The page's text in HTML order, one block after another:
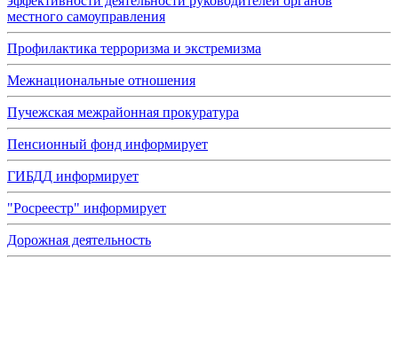
местного самоуправления
Профилактика терроризма и экстремизма
Межнациональные отношения
Пучежская межрайонная прокуратура
Пенсионный фонд информирует
ГИБДД информирует
"Росреестр" информирует
Дорожная деятельность